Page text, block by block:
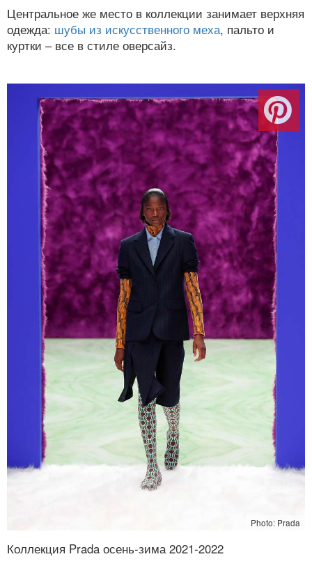
Центральное же место в коллекции занимает верхняя
одежда: шубы из искусственного меха, пальто и
куртки – все в стиле оверсайз.
Photo: Prada
Коллекция Prada осень-зима 2021-2022